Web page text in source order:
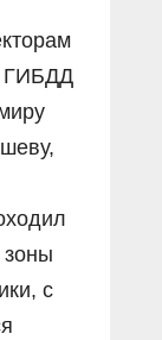
ГИБДД
зоны
с